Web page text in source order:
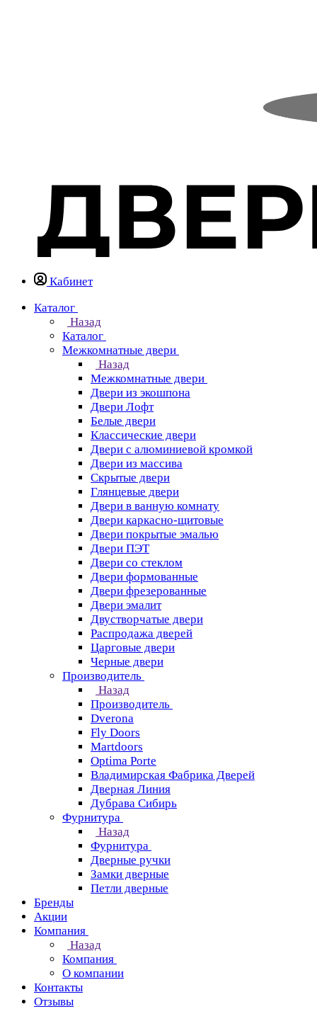
Кабинет
Каталог
Назад
Каталог
Межкомнатные двери
Назад
Межкомнатные двери
Двери из экошпона
Двери Лофт
Белые двери
Классические двери
Двери с алюминиевой кромкой
Двери из массива
Скрытые двери
Глянцевые двери
Двери в ванную комнату
Двери каркасно-щитовые
Двери покрытые эмалью
Двери ПЭТ
Двери со стеклом
Двери формованные
Двери фрезерованные
Двери эмалит
Двустворчатые двери
Распродажа дверей
Царговые двери
Черные двери
Производитель
Назад
Производитель
Dverona
Fly Doors
Martdoors
Optima Porte
Владимирская Фабрика Дверей
Дверная Линия
Дубрава Сибирь
Фурнитура
Назад
Фурнитура
Дверные ручки
Замки дверные
Петли дверные
Бренды
Акции
Компания
Назад
Компания
О компании
Контакты
Отзывы